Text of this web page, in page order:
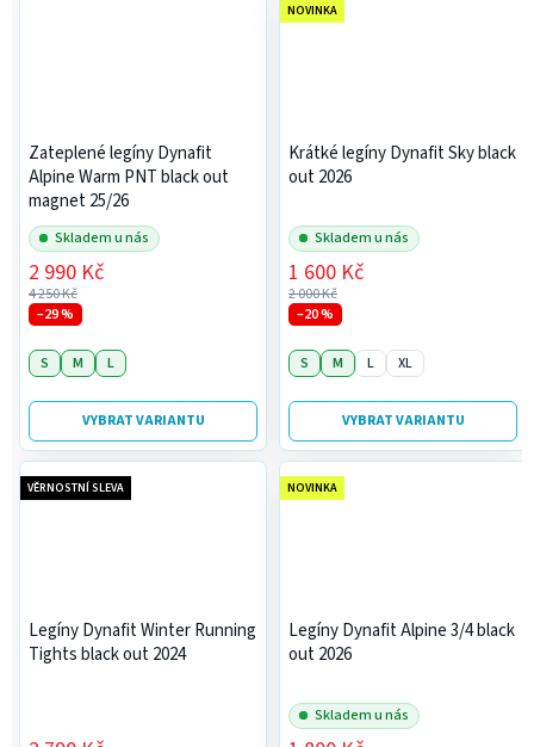
Zateplené legíny Dynafit
Alpine Warm PNT black out
magnet 25/26
Skladem u nás
4 250 Kč
2 990 Kč
–29 %
VYBRAT VARIANTU
S M L
Krátké legíny Dynafit Sky black
out 2026
Skladem u nás
2 000 Kč
1 600 Kč
–20 %
VYBRAT VARIANTU
NOVINKA
S M L XL
Legíny Dynafit Winter Running
Tights black out 2024
VĚRNOSTNÍ SLEVA
Legíny Dynafit Alpine 3/4 black
out 2026
Skladem u nás
NOVINKA